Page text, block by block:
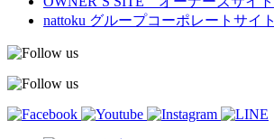
nattoku グループコーポレートサイト